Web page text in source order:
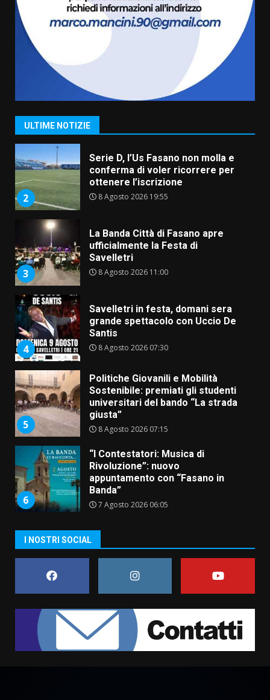
ULTIME NOTIZIE
US Fasano, Scianaro: “Profonda
amarezza per esclusione dal
campionato di calcio”
7 Agosto 2026 06:00
1
Grande successo per la “Sagra
del Pesce Spada” a Savelletri
9 Agosto 2026 07:32
2
Serie D, l’Us Fasano non molla e
conferma di voler ricorrere per
ottenere l’iscrizione
8 Agosto 2026 19:55
3
La Banda Città di Fasano apre
ufficialmente la Festa di
Savelletri
8 Agosto 2026 11:00
4
Savelletri in festa, domani sera
grande spettacolo con Uccio De
Santis
8 Agosto 2026 07:30
5
Politiche Giovanili e Mobilità
Sostenibile: premiati gli studenti
universitari del bando “La strada
giusta”
8 Agosto 2026 07:15
6
“I Contestatori: Musica di
Rivoluzione”: nuovo
appuntamento con “Fasano in
Banda”
7 Agosto 2026 06:05
amarezza per esclusione dal
campionato di calcio”
7 Agosto 2026 06:00
1
Grande successo per la “Sagra
del Pesce Spada” a Savelletri
9 Agosto 2026 07:32
I NOSTRI SOCIAL